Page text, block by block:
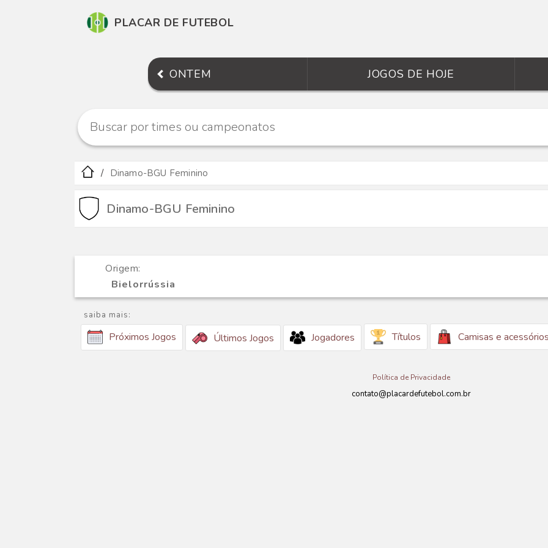
PLACAR DE FUTEBOL
ONTEM JOGOS DE HOJE
Dinamo-BGU Feminino
Dinamo-BGU Feminino
Origem:
Bielorrússia
saiba mais:
Próximos Jogos Últimos Jogos Jogadores Títulos Camisas e
Política de Privacidade
contato@placardefutebol.com.br